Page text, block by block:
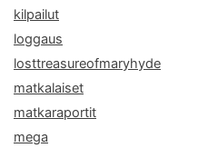
kilpailut
loggaus
losttreasureofmaryhyde
matkalaiset
matkaraportit
mega